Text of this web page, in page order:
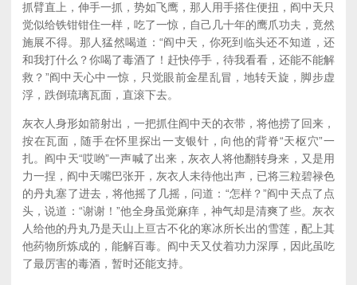
抓臂直上，伸手一抓，势如飞鹰，那人用手搭住便扭，阎中天只
觉似给铁钳钳住一样，吃了一惊，自己几十年的鹰爪功夫，竟然
施展不得。那人猛然喝道：“阎中天，你死到临头还不知道，还
和我打什么？你喝了毒酒了！赶快停手，待我看看，还能不能解
救？”阎中天心中一惊，只觉眼前金星乱冒，地转天旋，脚步虚
浮，跌倒琉璃瓦面，直滚下去。
灰衣人身形如箭射出，一把抓住阎中天的衣带，将他捞了回来，
按在瓦面，随手在怀里探出一支银针，向他的背脊“天枢穴”一
扎。阎中天“哎哟”一声喊了出来，灰衣人将他翻转身来，又是用
力一捏，阎中天嘴巴张开，灰衣人未待他出声，已将三粒碧禄色
的丹丸塞了进去，将他摇了几摇，问道：“怎样？”阎中天点了点
头，说道：“谢谢！”他全身虽觉麻痒，神气却是清爽了些。灰衣
人给他的丹丸乃是天山上亘古不化的寒冰所长出的雪莲，配上其
他药物所炼成的，能解百毒。阎中天又仗着功力深厚，因此虽吃
了最厉害的毒酒，暂时还能支持。